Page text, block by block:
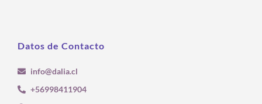
Datos de Contacto
info@dalia.cl
+56998411904